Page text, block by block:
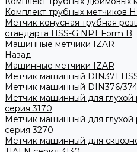
Комплект трубных метчиков
Метчик конусная трубная
стандарта HSS-G NPT Form B
Машинные метчики IZAR
Назад
Машинные метчики IZAR
Метчик машинный DIN371
Метчик машинный DIN376/374
Метчик машинный для глухой
серия 3170
Метчик машинный для глухой
серия 3270
Метчик машинный для